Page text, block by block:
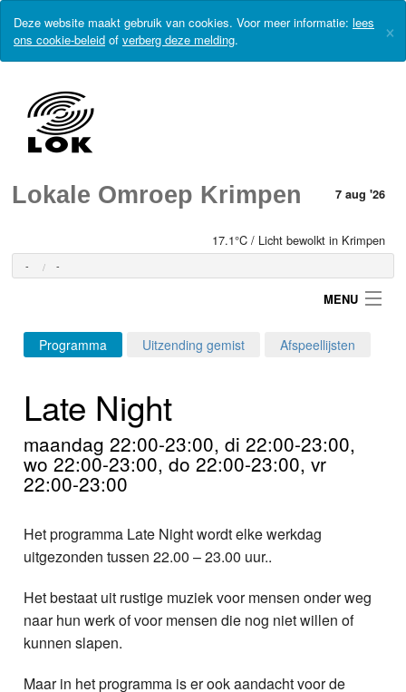
Deze website maakt gebruik van cookies. Voor meer informatie: lees
ons cookie-beleid of verberg deze melding. ×
Lokale Omroep Krimpen 7 aug '26
17.1°C / Licht bewolkt in Krimpen
- -
MENU
Login
Home
Programma's
Nieuws
Foto's
Webcam
Info
Programma Uitzending gemist Afspeellijsten
Late Night
maandag 22:00-23:00, di 22:00-23:00,
wo 22:00-23:00, do 22:00-23:00, vr
22:00-23:00
Het programma Late Night wordt elke werkdag
uitgezonden tussen 22.00 – 23.00 uur..
Het bestaat uit rustige muziek voor mensen onder weg
naar hun werk of voor mensen die nog niet willen of
kunnen slapen.
Maar in het programma is er ook aandacht voor de